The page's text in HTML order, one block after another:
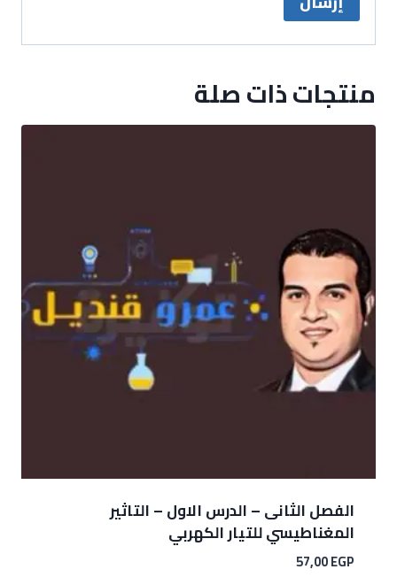
منتجات ذات صلة
الفصل الثانى – الدرس الاول – التاثير
المغناطيسي للتيار الكهربي
57,00EGP